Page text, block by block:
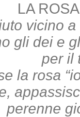
LA
vicino
gli dei e
per il
la rosa
perenne